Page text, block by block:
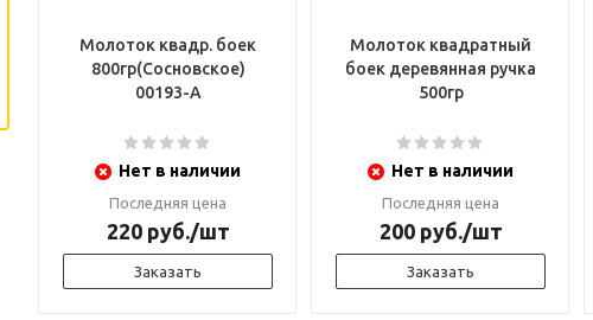
Молоток квадр. боек
800гр(Сосновское)
00193-А
Нет в наличии
Последняя цена
220руб./шт
Заказать
Молоток квадратный
боек деревянная ручка
500гр
Нет в наличии
Последняя цена
200руб./шт
Заказать